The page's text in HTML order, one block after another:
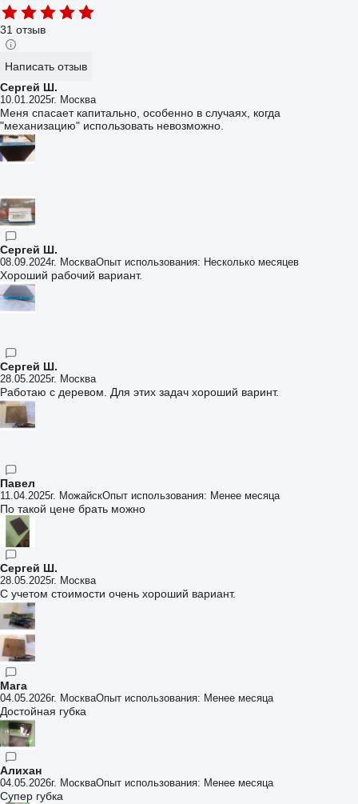
31 отзыв
Написать отзыв
Сергей Ш.
10.01.2025г. Москва
Меня спасает капитально, особенно в случаях, когда
"механизацию" использовать невозможно.
Сергей Ш.
08.09.2024г. МоскваОпыт использования: Несколько месяцев
Хороший рабочий вариант.
Сергей Ш.
28.05.2025г. Москва
Работаю с деревом. Для этих задач хороший варинт.
Павел
11.04.2025г. МожайскОпыт использования: Менее месяца
По такой цене брать можно
Сергей Ш.
28.05.2025г. Москва
С учетом стоимости очень хороший вариант.
Мага
04.05.2026г. МоскваОпыт использования: Менее месяца
Достойная губка
Алихан
04.05.2026г. МоскваОпыт использования: Менее месяца
Супер губка